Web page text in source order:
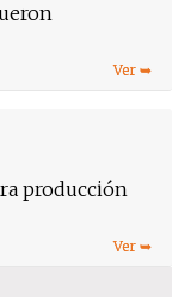
producción